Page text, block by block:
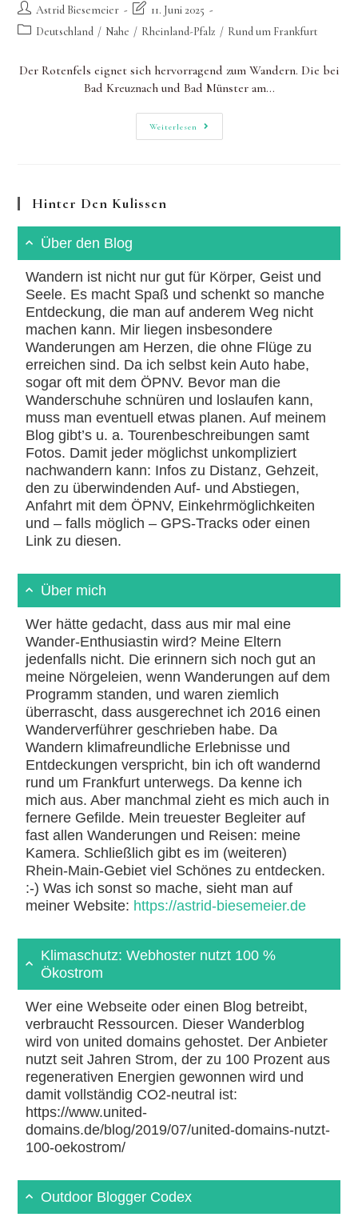
Beitrags-
Autor:
Astrid Biesemeier
Beitrag
zuletzt
geändert
11. Juni 2025
Beitrags-Deutschland / Nahe / Rheinland-Pfalz / Rund um Frankfurt
Der Rotenfels eignet sich hervorragend zum Wandern. Die bei
Bad Kreuznach und Bad Münster am…
Weiterlesen
Am
Rotenfels
Hinter Den Kulissen
Über den Blog
Wandern ist nicht nur gut für Körper, Geist und
Seele. Es macht Spaß und schenkt so manche
Entdeckung, die man auf anderem Weg nicht
machen kann. Mir liegen insbesondere
Wanderungen am Herzen, die ohne Flüge zu
erreichen sind. Da ich selbst kein Auto habe,
sogar oft mit dem ÖPNV. Bevor man die
Wanderschuhe schnüren und loslaufen kann,
muss man eventuell etwas planen. Auf meinem
Blog gibt’s u. a. Tourenbeschreibungen samt
Fotos. Damit jeder möglichst unkompliziert
nachwandern kann: Infos zu Distanz, Gehzeit,
den zu überwindenden Auf- und Abstiegen,
Anfahrt mit dem ÖPNV, Einkehrmöglichkeiten
und – falls möglich – GPS-Tracks oder einen
Link zu diesen.
Über mich
Wer hätte gedacht, dass aus mir mal eine
Wander-Enthusiastin wird? Meine Eltern
jedenfalls nicht. Die erinnern sich noch gut an
meine Nörgeleien, wenn Wanderungen auf dem
Programm standen, und waren ziemlich
überrascht, dass ausgerechnet ich 2016 einen
Wanderverführer geschrieben habe. Da
Wandern klimafreundliche Erlebnisse und
Entdeckungen verspricht, bin ich oft wandernd
rund um Frankfurt unterwegs. Da kenne ich
mich aus. Aber manchmal zieht es mich auch in
fernere Gefilde. Mein treuester Begleiter auf
fast allen Wanderungen und Reisen: meine
Kamera. Schließlich gibt es im (weiteren)
Rhein-Main-Gebiet viel Schönes zu entdecken.
:-) Was ich sonst so mache, sieht man auf
meiner Website: https://astrid-biesemeier.de
Klimaschutz: Webhoster nutzt 100 %
Ökostrom
Wer eine Webseite oder einen Blog betreibt,
verbraucht Ressourcen. Dieser Wanderblog
wird von united domains gehostet. Der Anbieter
nutzt seit Jahren Strom, der zu 100 Prozent aus
regenerativen Energien gewonnen wird und
damit vollständig CO2-neutral ist:
https://www.united-
domains.de/blog/2019/07/united-domains-nutzt-
100-oekostrom/
Outdoor Blogger Codex